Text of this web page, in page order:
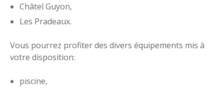
Châtel Guyon,
Les Pradeaux.
Vous pourrez profiter des divers équipements mis à
votre disposition:
piscine,